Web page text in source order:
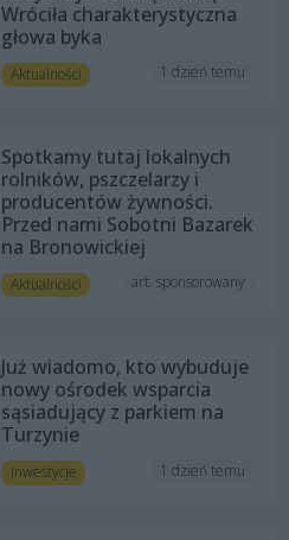
Wróciła charakterystyczna
głowa byka
Aktualności 1 dzień temu
Spotkamy tutaj lokalnych
rolników, pszczelarzy i
producentów żywności.
Przed nami Sobotni Bazarek
na Bronowickiej
Aktualności art. sponsorowany
Już wiadomo, kto wybuduje
nowy ośrodek wsparcia
sąsiadujący z parkiem na
Turzynie
Inwestycje 1 dzień temu